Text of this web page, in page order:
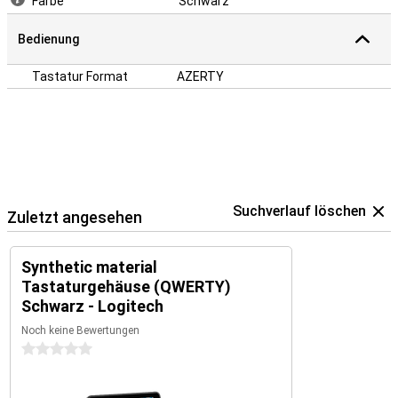
Bedienung
Tastatur Format AZERTY
Zuletzt angesehen Suchverlauf löschen
Synthetic material
Tastaturgehäuse (QWERTY)
Schwarz - Logitech
Noch keine Bewertungen
0 Sterne